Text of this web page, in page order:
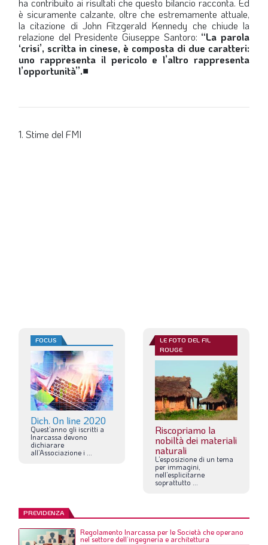
ha contribuito ai risultati che questo bilancio racconta. Ed
è sicuramente calzante, oltre che estremamente attuale,
la citazione di John Fitzgerald Kennedy che chiude la
relazione del Presidente Giuseppe Santoro: “La parola
‘crisi’, scritta in cinese, è composta di due caratteri:
uno rappresenta il pericolo e l’altro rappresenta
l’opportunità”.■
1. Stime del FMI
FOCUS
Dich. On line 2020
Quest’anno gli iscritti a
Inarcassa devono
dichiarare
all’Associazione i ...
LE FOTO DEL FIL
ROUGE
Riscopriamo la
nobiltà dei materiali
naturali
L’esposizione di un tema
per immagini,
nell’esplicitarne
soprattutto ...
PREVIDENZA
Regolamento Inarcassa per le Società che operano
nel settore dell’ingegneria e architettura